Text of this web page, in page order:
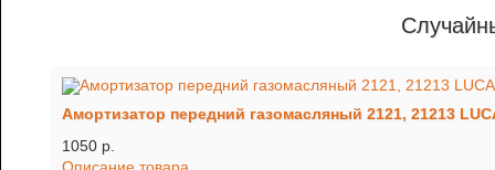
Амортизатор передний газомасляный 2121, 21213
1050 p.